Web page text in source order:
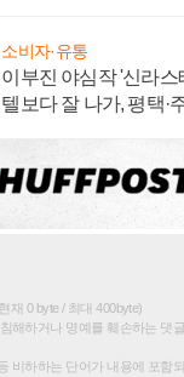
소비자·유통
이부진 야심작 '신라스
텔보다 잘 나가, 평택·
재 0 byte / 최대 400byte)
해하거나 명예를 훼손하는 댓
비하하는 단어가 내용에 포함